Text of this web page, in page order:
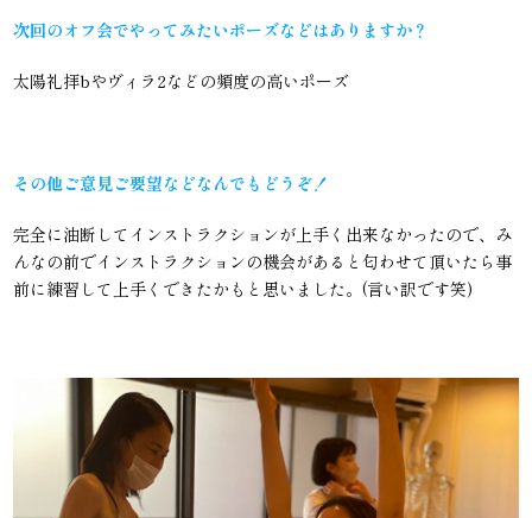
次回のオフ会でやってみたいポーズなどはありますか？
太陽礼拝bやヴィラ2などの頻度の高いポーズ
その他ご意見ご要望などなんでもどうぞ！
完全に油断してインストラクションが上手く出来なかったので、み
んなの前でインストラクションの機会があると匂わせて頂いたら事
前に練習して上手くできたかもと思いました。(言い訳です笑)